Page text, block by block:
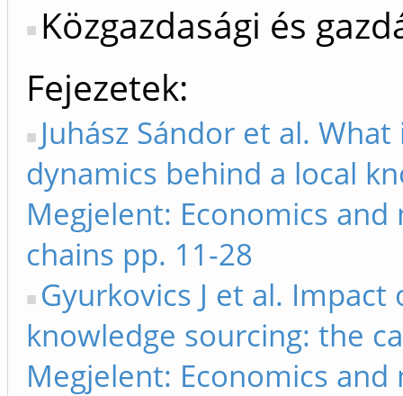
Közgazdasági és
Fejezetek
Juhász Sándor et al.
dynamics behind a local
Megjelent: Economics
chains pp. 11-28
Gyurkovics J et al.
knowledge sourcing: the
Megjelent: Economics